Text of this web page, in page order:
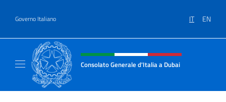
Governo Italiano IT EN
Intestazione sito, social e menù
Consolato Generale d'Italia a Dubai